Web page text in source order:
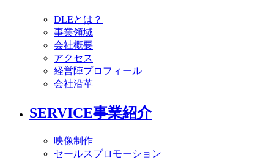
DLEとは？
事業領域
会社概要
アクセス
経営陣プロフィール
会社沿革
SERVICE事業紹介
映像制作
セールスプロモーション